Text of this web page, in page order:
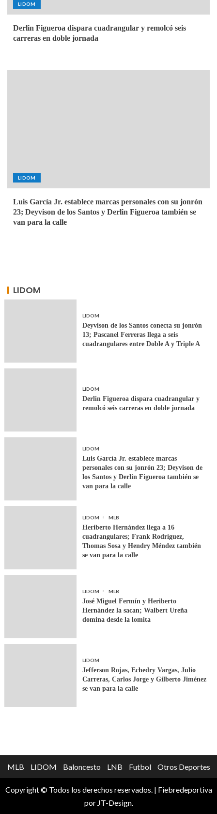
LIDOM
Derlin Figueroa dispara cuadrangular y remolcó seis
carreras en doble jornada
LIDOM
Luis García Jr. establece marcas personales con su jonrón
23; Deyvison de los Santos y Derlin Figueroa también se
van para la calle
LIDOM
LIDOM
Deyvison de los Santos conecta su jonrón
13; Pascanel Ferreras llega a seis
cuadrangulares entre Doble A y Triple A
LIDOM
Derlin Figueroa dispara cuadrangular y
remolcó seis carreras en doble jornada
LIDOM
Luis García Jr. establece marcas
personales con su jonrón 23; Deyvison de
los Santos y Derlin Figueroa también se
van para la calle
LIDOM MLB
Heriberto Hernández llega a 16
cuadrangulares; Frank Rodríguez,
Thomas Sosa y Hendry Méndez también
se van para la calle
LIDOM MLB
José Miguel Fermín y Heriberto
Hernández la sacan; Walbert Ureña
domina desde la lomita
LIDOM
Jefferson Rojas, Echedry Vargas, Julio
Carreras, Carlos Jorge y Gilberto Jiménez
se van para la calle
MLB LIDOM Baloncesto LNB Futbol Otros Deportes
Copyright © Todos los derechos reservados. | Fiebredeportiva
por JT-Design.